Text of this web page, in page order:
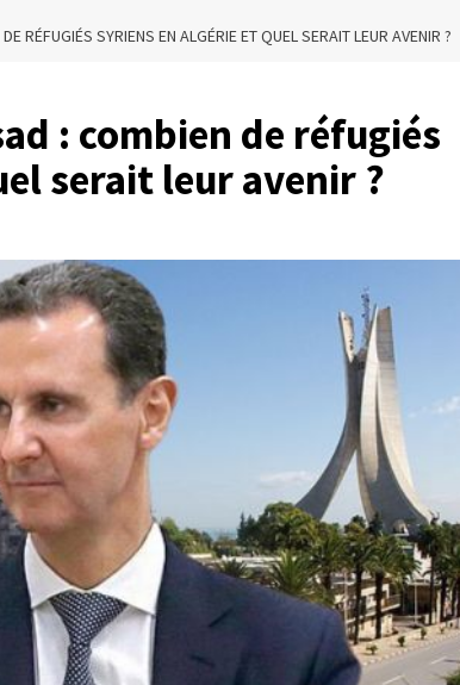
RÉFUGIÉS SYRIENS EN ALGÉRIE ET QUEL SERAIT LEUR AVENIR ?
: combien de réfugiés
serait leur avenir ?